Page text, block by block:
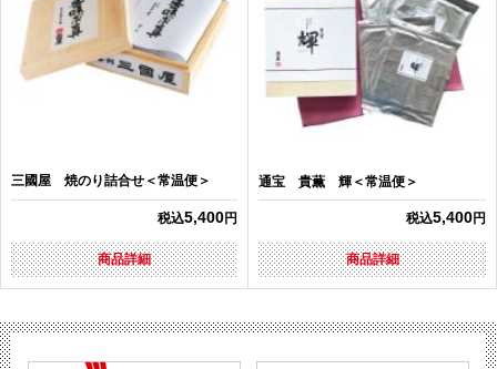
三國屋 焼のり詰合せ＜常温便＞
税込5,400円
商品詳細
通宝 貴薫 輝＜常温便＞
税込5,400円
商品詳細